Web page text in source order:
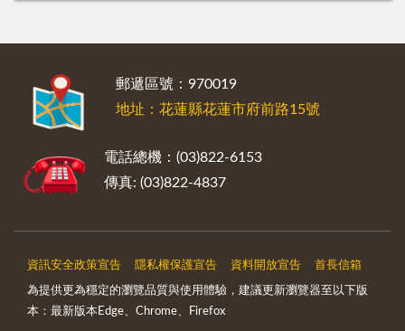
郵遞區號：970019
地址：花蓮縣花蓮市府前路15號
電話總機：(03)822-6153
傳真: (03)822-4837
資訊安全政策宣告 隱私權保護宣告 資料開放宣告 首長信箱
為提供更為穩定的瀏覽品質與使用體驗，建議更新瀏覽器至以下版
本：最新版本Edge、Chrome、Firefox